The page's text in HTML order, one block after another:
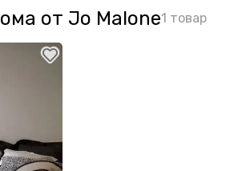
от Jo Malone